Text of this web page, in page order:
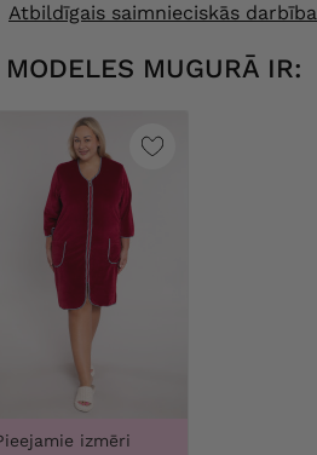
Atbildīgais saimnieciskās
MODELES MUGURĀ IR:
izmēri